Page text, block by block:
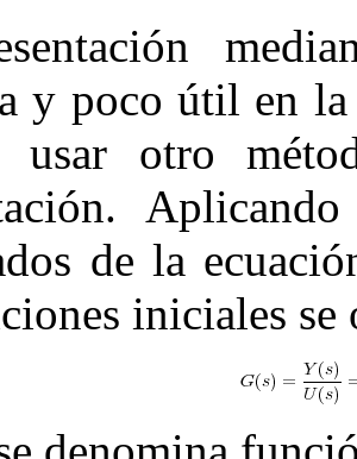
y poco útil en
otro
de la
iniciales se